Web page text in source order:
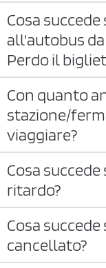
Cosa
all'autobus
Perdo il
Con quanto
stazione/
viaggiare?
Cosa
ritardo?
Cosa
cancellato?